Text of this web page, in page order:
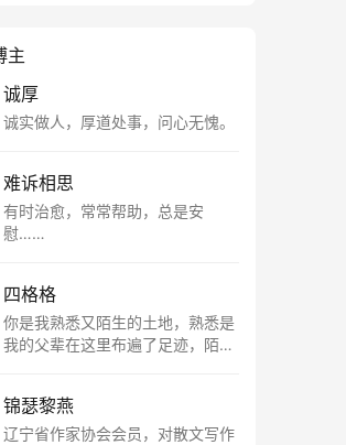
主
诚厚
诚实做人，厚道处事，问心无愧。
难诉相思
有时治愈，常常帮助，总是安
慰……
四格格
你是我熟悉又陌生的土地，熟悉是
我的父辈在这里布遍了足迹，陌生
根所在，我用文字慢慢认识你、慢
慢熟悉你。
锦瑟黎燕
辽宁省作家协会会员，对散文写作